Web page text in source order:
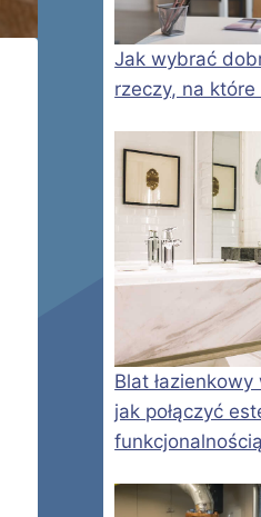
Jak wybrać
rzeczy, na
Blat
jak połączyć